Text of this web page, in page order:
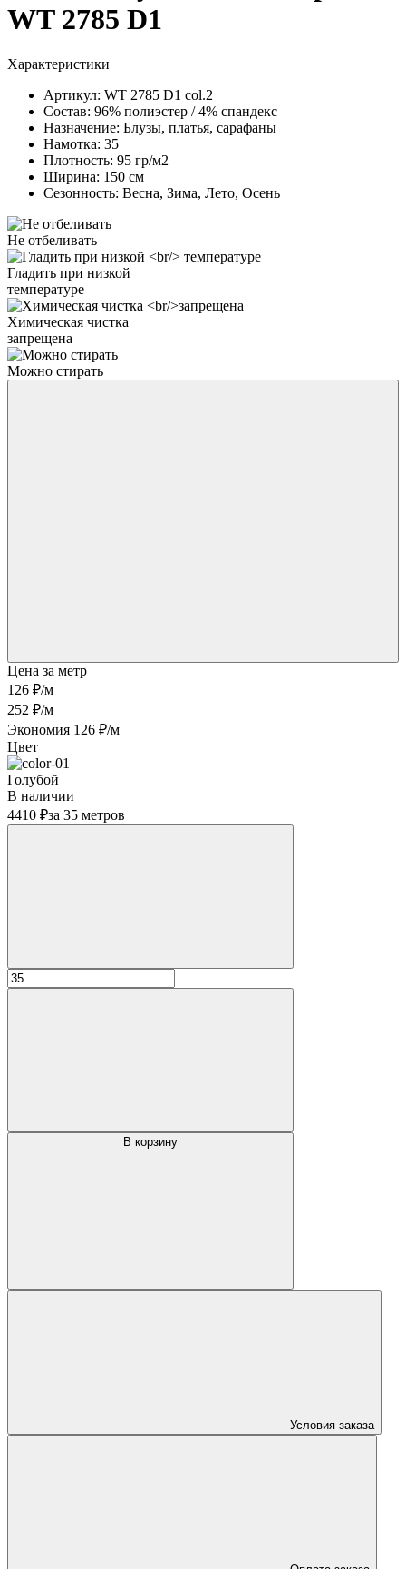
WT 2785 D1
Характеристики
Артикул: WT 2785 D1 col.2
Состав: 96% полиэстер / 4% спандекс
Назначение: Блузы, платья, сарафаны
Намотка: 35
Плотность: 95 гр/м2
Ширина: 150 см
Сезонность: Весна, Зима, Лето, Осень
Не отбеливать
Гладить при низкой
температуре
Химическая чистка
запрещена
Можно стирать
Цена за метр
126 ₽/м
252 ₽/м
Экономия 126 ₽/м
Цвет
Голубой
В наличии
4410 ₽за 35 метров
В корзину
Условия заказа